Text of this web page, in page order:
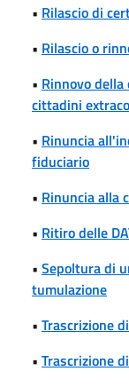
• Rilascio di
• Rilascio o
• Rinnovo
cittadini
• Rinuncia
fiduciario
• Rinuncia alla
• Ritiro delle
• Sepoltura di
tumulazione
• Trascrizione
• Trascrizione